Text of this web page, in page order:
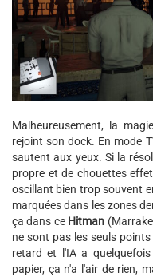
Malheureusement, la
rejoint son dock. En mode
sautent aux yeux. Si la
propre et de chouettes
oscillant bien trop souvent
marquées dans les zones
ça dans ce Hitman
ne sont pas les seuls
retard et l'IA a
papier, ça n'a l'air de rien,